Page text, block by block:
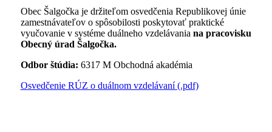
Obec Šalgočka je držiteľom osvedčenia Republikovej únie
zamestnávateľov o spôsobilosti poskytovať praktické
vyučovanie v systéme duálneho vzdelávania na pracovisku
Obecný úrad Šalgočka.
Odbor štúdia: 6317 M Obchodná akadémia
Osvedčenie RÚZ o duálnom vzdelávaní (.pdf)